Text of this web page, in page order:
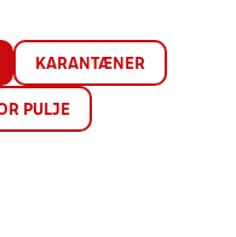
KARANTÆNER
PULJE